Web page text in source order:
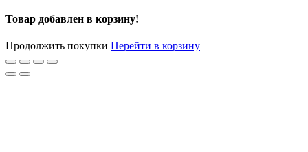
Товар добавлен в корзину!
Продолжить покупки Перейти в корзину